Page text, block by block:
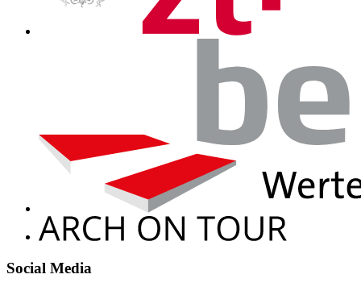
Social Media